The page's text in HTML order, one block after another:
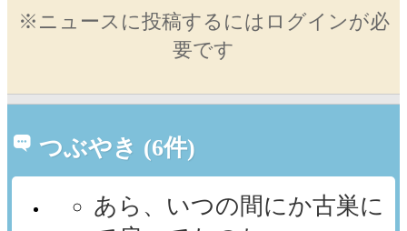
※ニュースに投稿するにはログインが必
要です
つぶやき (6件)
あら、いつの間にか古巣に